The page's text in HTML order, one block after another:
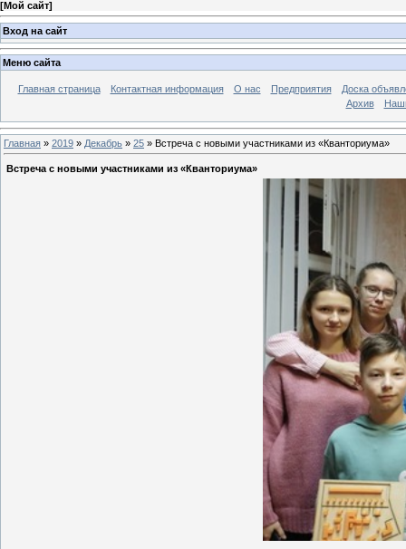
[Мой сайт]
Вход на сайт
Меню сайта
Главная страница Контактная информация О нас Предприятия
Доска
Архив
Главная » 2019 » Декабрь » 25 » Встреча с новыми участниками из «Кванториума»
Встреча с новыми участниками из «Кванториума»